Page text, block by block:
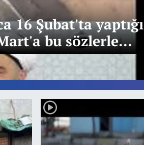
16 Şubat'ta yaptığı
bu sözlerle